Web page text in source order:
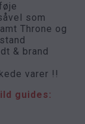
som
Throne og
& brand
varer !!
guides: